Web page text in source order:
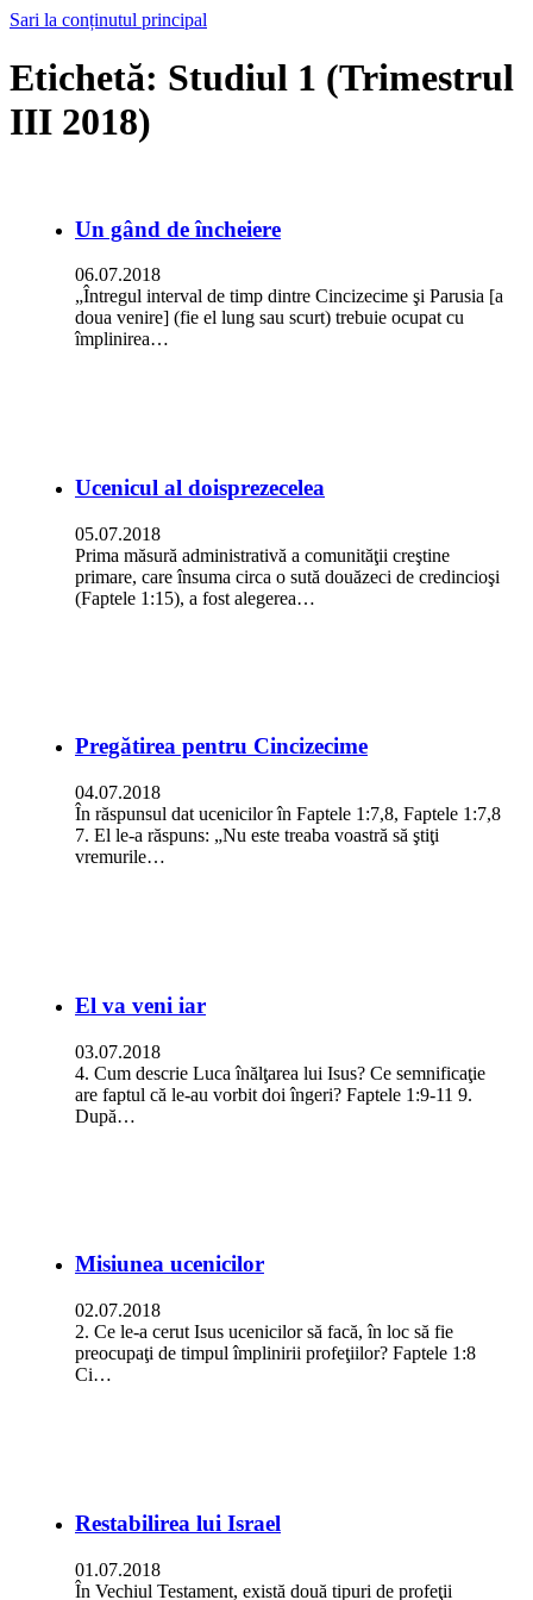
Sari la conținutul principal
Etichetă: Studiul 1 (Trimestrul
III 2018)
Un gând de încheiere
06.07.2018
„Întregul interval de timp dintre Cincizecime şi Parusia [a
doua venire] (fie el lung sau scurt) trebuie ocupat cu
împlinirea…
Ucenicul al doisprezecelea
05.07.2018
Prima măsură administrativă a comunităţii creştine
primare, care însuma circa o sută douăzeci de credincioşi
(Faptele 1:15), a fost alegerea…
Pregătirea pentru Cincizecime
04.07.2018
În răspunsul dat ucenicilor în Faptele 1:7,8, Faptele 1:7,8
7. El le-a răspuns: „Nu este treaba voastră să ştiţi
vremurile…
El va veni iar
03.07.2018
4. Cum descrie Luca înălţarea lui Isus? Ce semnificaţie
are faptul că le-au vorbit doi îngeri? Faptele 1:9-11 9.
După…
Misiunea ucenicilor
02.07.2018
2. Ce le-a cerut Isus ucenicilor să facă, în loc să fie
preocupaţi de timpul împlinirii profeţiilor? Faptele 1:8
Ci…
Restabilirea lui Israel
01.07.2018
În Vechiul Testament, există două tipuri de profeţii